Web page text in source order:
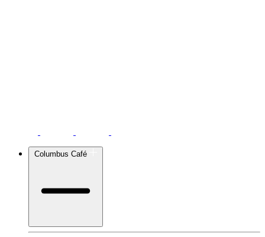
Columbus Café